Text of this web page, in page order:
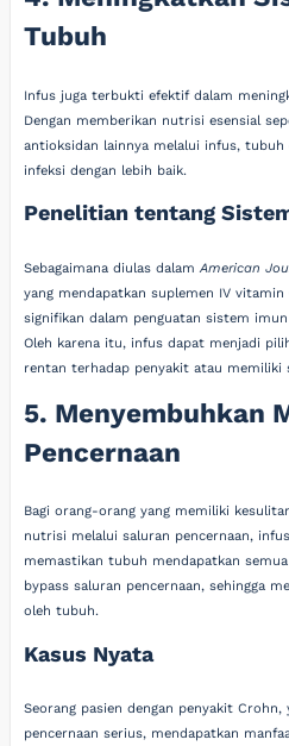
Tubuh
Infus juga terbukti efektif dalam
Dengan memberikan nutrisi esensial
antioksidan lainnya melalui infus,
infeksi dengan lebih baik.
Penelitian tentang
Sebagaimana diulas dalamAmerican
yang mendapatkan suplemen IV vitamin
signifikan dalam penguatan sistem
Oleh karena itu, infus dapat menjadi
rentan terhadap penyakit atau memiliki
5. Menyembuhkan
Pencernaan
Bagi orang-orang yang memiliki
nutrisi melalui saluran pencernaan,
memastikan tubuh mendapatkan
bypass saluran pencernaan, sehingga
oleh tubuh.
Kasus Nyata
Seorang pasien dengan penyakit Crohn,
pencernaan serius, mendapatkan